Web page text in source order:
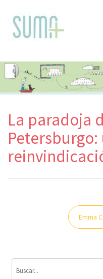
content
La paradoja
Petersburgo:
Navegación
Emma